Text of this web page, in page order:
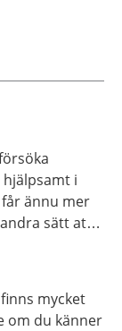
i
ännu mer
sätt att
mycket
om du känner